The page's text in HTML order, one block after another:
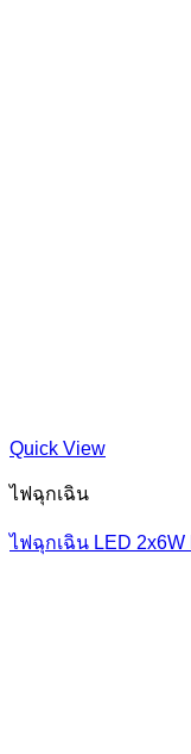
Quick View
ไฟฉุกเฉิน
ไฟฉุกเฉิน LED 2x6W